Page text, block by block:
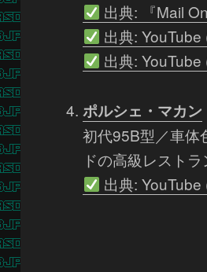
出典: 『Mail
出典: YouTube
出典: YouTube
ポルシェ・マカン
初代95B型／車体
ドの高級レスト
出典: YouTube